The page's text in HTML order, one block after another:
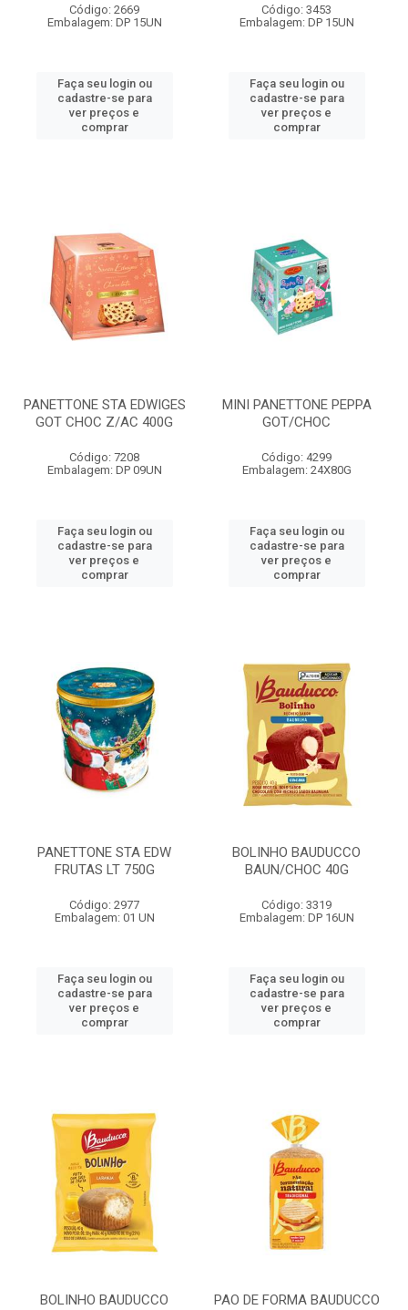
Código: 2669
Embalagem: DP 15UN
Faça seu login ou
cadastre-se para
ver preços e
comprar
Código: 3453
Embalagem: DP 15UN
Faça seu login ou
cadastre-se para
ver preços e
comprar
PANETTONE STA EDWIGES
GOT CHOC Z/AC 400G
Código: 7208
Embalagem: DP 09UN
Faça seu login ou
cadastre-se para
ver preços e
comprar
MINI PANETTONE PEPPA
GOT/CHOC
Código: 4299
Embalagem: 24X80G
Faça seu login ou
cadastre-se para
ver preços e
comprar
PANETTONE STA EDW
FRUTAS LT 750G
Código: 2977
Embalagem: 01 UN
Faça seu login ou
cadastre-se para
ver preços e
comprar
BOLINHO BAUDUCCO
BAUN/CHOC 40G
Código: 3319
Embalagem: DP 16UN
Faça seu login ou
cadastre-se para
ver preços e
comprar
BOLINHO BAUDUCCO
PAO DE FORMA BAUDUCCO